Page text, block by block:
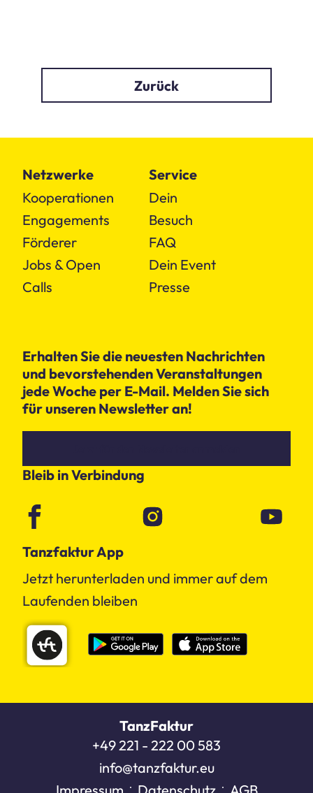
Zurück
Netzwerke
Kooperationen
Engagements
Förderer
Jobs & Open
Calls
Service
Dein
Besuch
FAQ
Dein Event
Presse
Erhalten Sie die neuesten Nachrichten
und bevorstehenden Veranstaltungen
jede Woche per E-Mail. Melden Sie sich
für unseren Newsletter an!
Bleib in Verbindung
Tanzfaktur App
Jetzt herunterladen und immer auf dem
Laufenden bleiben
TanzFaktur
+49 221 - 222 00 583
info@tanzfaktur.eu